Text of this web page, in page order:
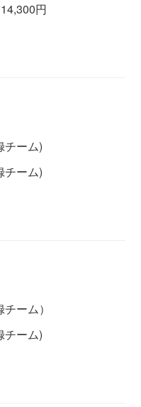
円
チーム)
ム)
ーム）
ム)